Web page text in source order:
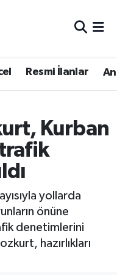
Resmi İlanlar
Kurban
trafik
yollarda
önüne
denetimlerini
hazırlıkları
Fikstür